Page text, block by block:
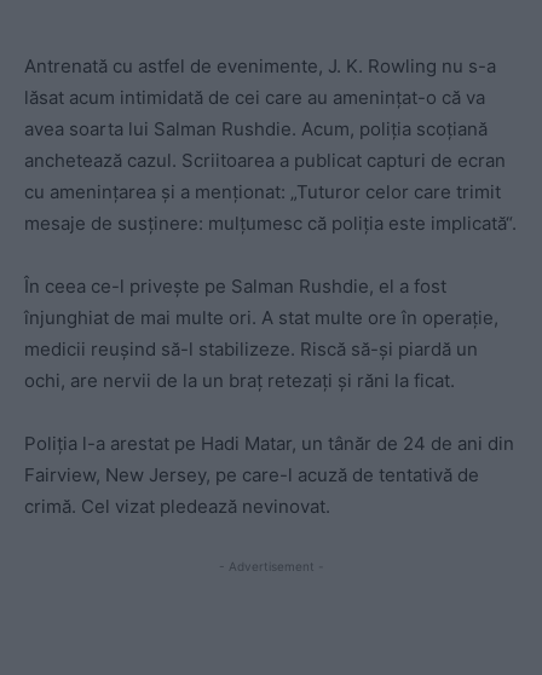
Antrenată cu astfel de evenimente, J. K. Rowling nu s-a
lăsat acum intimidată de cei care au amenințat-o că va
avea soarta lui Salman Rushdie. Acum, poliția scoțiană
anchetează cazul. Scriitoarea a publicat capturi de ecran
cu amenințarea și a menționat: „Tuturor celor care trimit
mesaje de susținere: mulțumesc că poliția este implicată“.
În ceea ce-l privește pe Salman Rushdie, el a fost
înjunghiat de mai multe ori. A stat multe ore în operație,
medicii reușind să-l stabilizeze. Riscă să-și piardă un
ochi, are nervii de la un braț retezați și răni la ficat.
Poliția l-a arestat pe Hadi Matar, un tânăr de 24 de ani din
Fairview, New Jersey, pe care-l acuză de tentativă de
crimă. Cel vizat pledează nevinovat.
- Advertisement -